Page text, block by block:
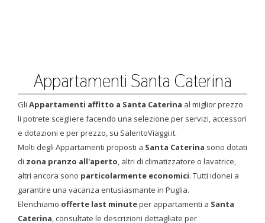
Appartamenti Santa Caterina
Gli Appartamenti affitto a Santa Caterina al miglior prezzo
li potrete scegliere facendo una selezione per servizi, accessori
e dotazioni e per prezzo, su SalentoViaggi.it.
Molti degli Appartamenti proposti a Santa Caterina sono dotati
di zona pranzo all'aperto, altri di climatizzatore o lavatrice,
altri ancora sono particolarmente economici. Tutti idonei a
garantire una vacanza entusiasmante in Puglia.
Elenchiamo offerte last minuteper appartamenti a Santa
Caterina, consultate le descrizioni dettagliate per